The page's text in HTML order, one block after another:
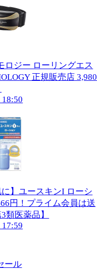
ロジー ローリングエス
正規販売店 3,980
に】ユースキンI ローシ
円！プライム会員は送
類医薬品】
ール